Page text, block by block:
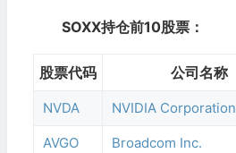
SOXX持仓前10股票：
股票代码 公司名称
NVDA NVIDIA Corporation
AVGO Broadcom Inc.